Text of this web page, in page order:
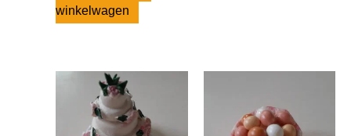
winkelwagen